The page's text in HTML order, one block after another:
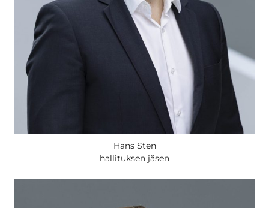
Hans Sten
hallituksen jäsen